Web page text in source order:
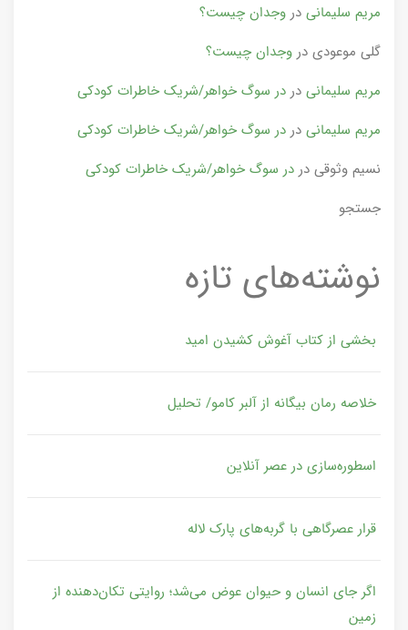
مریم سلیمانی در وجدان چیست؟
گلی موعودی در وجدان چیست؟
مریم سلیمانی در در سوگ خواهر/شریک خاطرات کودکی
مریم سلیمانی در در سوگ خواهر/شریک خاطرات کودکی
نسیم وثوقی در در سوگ خواهر/شریک خاطرات کودکی
جستجو
نوشته‌های تازه
بخشی از کتاب آغوش کشیدن امید
خلاصه رمان بیگانه از آلبر کامو/ تحلیل
اسطوره‌سازی در عصر آنلاین
قرار عصرگاهی با گربه‌های پارک لاله
اگر جای انسان و حیوان عوض می‌شد؛ روایتی تکان‌دهنده از
زمین